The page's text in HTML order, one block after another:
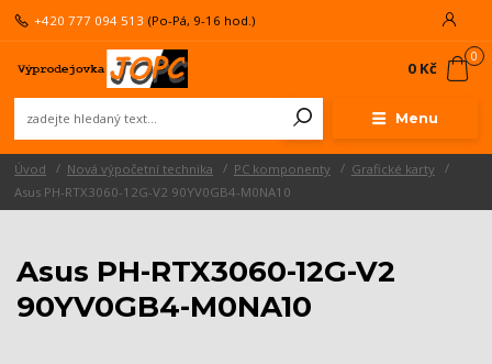
Menu
+420 777 094 513 (Po-Pá, 9-16 hod.)
0
0 Kč
Úvod Nová výpočetní technika PC komponenty
Grafické karty
Asus PH-RTX3060-12G-V2 90YV0GB4-M0NA10
Asus PH-RTX3060-12G-V2
90YV0GB4-M0NA10